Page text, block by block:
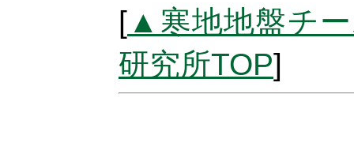
[ ▲寒地地盤チ
研究所TOP]